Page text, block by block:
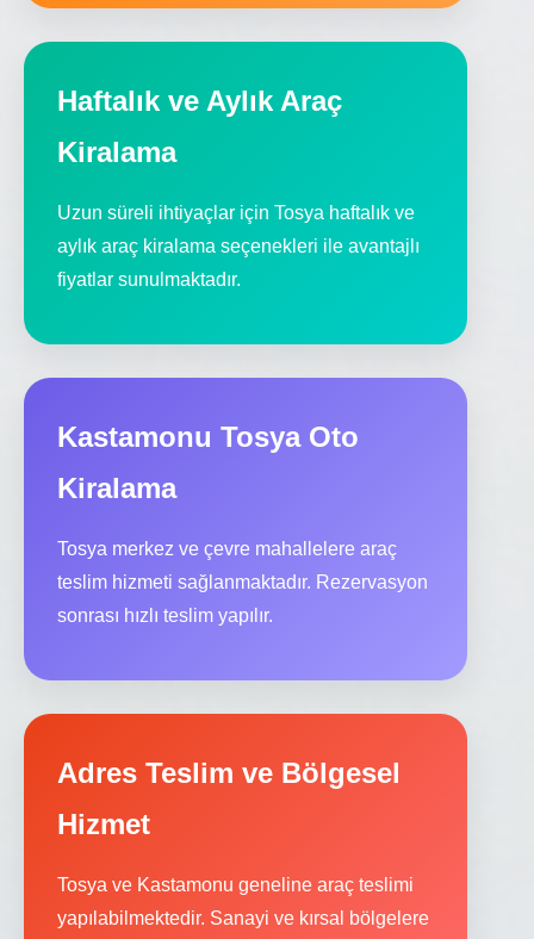
Haftalık ve Aylık Araç
Kiralama
Uzun süreli ihtiyaçlar için Tosya haftalık ve
aylık araç kiralama seçenekleri ile avantajlı
fiyatlar sunulmaktadır.
Kastamonu Tosya Oto
Kiralama
Tosya merkez ve çevre mahallelere araç
teslim hizmeti sağlanmaktadır. Rezervasyon
sonrası hızlı teslim yapılır.
Adres Teslim ve Bölgesel
Hizmet
Tosya ve Kastamonu geneline araç teslimi
yapılabilmektedir. Sanayi ve kırsal bölgelere